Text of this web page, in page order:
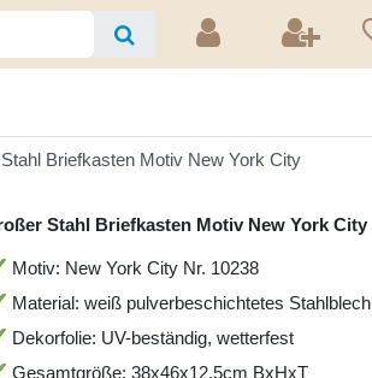
Briefkasten Motiv New York City
Stahl Briefkasten Motiv New York City
Motiv: New York City Nr. 10238
Material: weiß pulverbeschichtetes Stahlblech
Dekorfolie: UV-beständig, wetterfest
Gesamtgröße: 38x46x12,5cm BxHxT